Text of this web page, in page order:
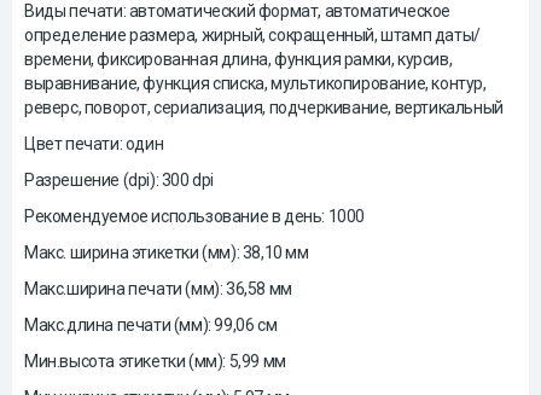
Виды печати: автоматический формат, автоматическое
определение размера, жирный, сокращенный, штамп даты/
времени, фиксированная длина, функция рамки, курсив,
выравнивание, функция списка, мультикопирование, контур,
реверс, поворот, сериализация, подчеркивание, вертикальный
Цвет печати: один
Разрешение (dpi): 300 dpi
Рекомендуемое использование в день: 1000
Макс. ширина этикетки (мм): 38,10 мм
Макс.ширина печати (мм): 36,58 мм
Макс.длина печати (мм): 99,06 см
Мин.высота этикетки (мм): 5,99 мм